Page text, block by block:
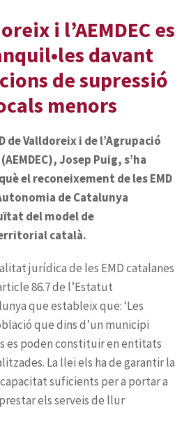
i l’AEMDEC es
davant
de supressió
menors
de Valldoreix i de l’Agrupació
Josep Puig, s’ha
el reconeixement de les EMD
de Catalunya
del model de
català.